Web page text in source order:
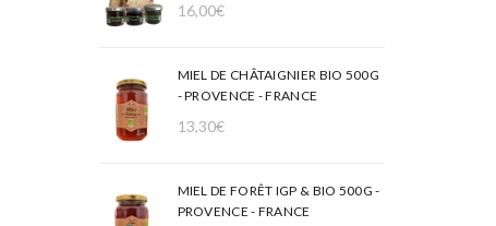
16,00€
MIEL DE CHÂTAIGNIER BIO 500G
- PROVENCE - FRANCE
13,30€
MIEL DE FORÊT IGP & BIO 500G -
PROVENCE - FRANCE